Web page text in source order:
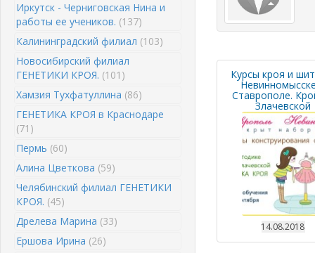
Иркутск - Черниговская Нина и
работы ее учеников. (137)
Калининградский филиал (103)
Новосибирский филиал
ГЕНЕТИКИ КРОЯ. (101)
Хамзия Тухфатуллина (86)
ГЕНЕТИКА КРОЯ в Краснодаре
(71)
Пермь (60)
Алина Цветкова (59)
Челябинский филиал ГЕНЕТИКИ
КРОЯ. (45)
Дрелева Марина (33)
Ершова Ирина (26)
Курсы кроя и
Ставрополе.
Злачевской
14.08.2018